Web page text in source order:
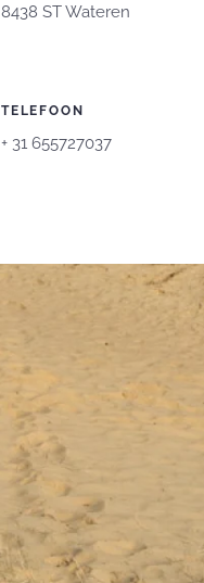
8438 ST Wateren
TELEFOON
+ 31 655727037